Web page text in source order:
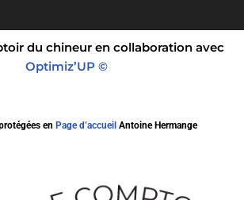
du chineur en collaboration avec
Optimiz’UP ©
en Page d’accueil Antoine Hermange